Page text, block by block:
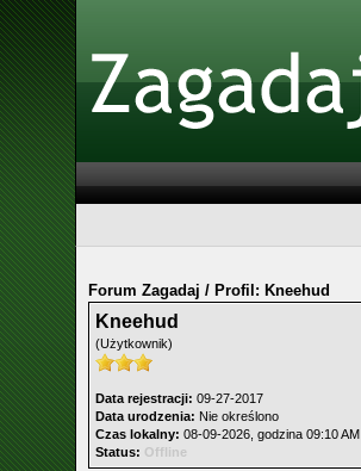
Forum Zagadaj / Profil: Kneehud
Kneehud
(Użytkownik)
Data rejestracji: 09-27-2017
Data urodzenia: Nie określono
Czas lokalny: 08-09-2026, godzina 09:10 AM
Status: Offline